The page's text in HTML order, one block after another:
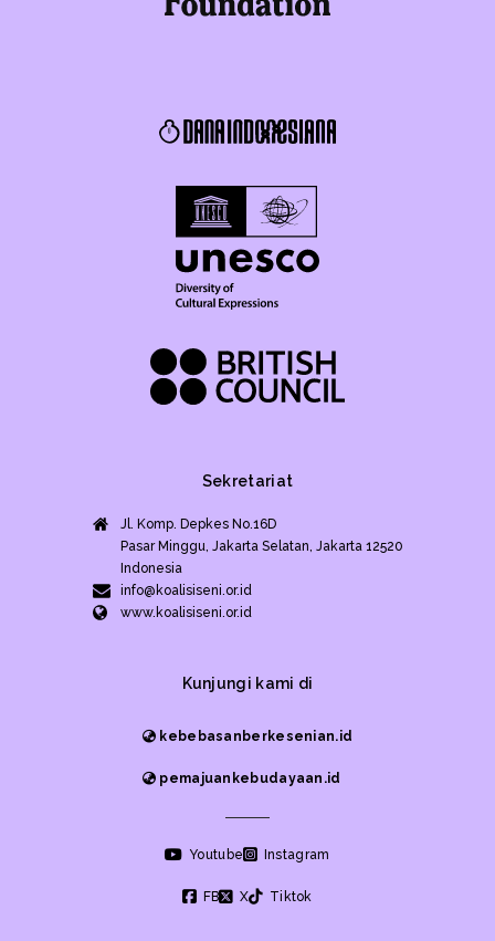
Sekretariat
Jl. Komp. Depkes No.16D
Pasar Minggu, Jakarta Selatan, Jakarta 12520
Indonesia
info@koalisiseni.or.id
www.koalisiseni.or.id
Kunjungi kami di
kebebasanberkesenian.id
pemajuankebudayaan.id
Youtube Instagram
FB X Tiktok